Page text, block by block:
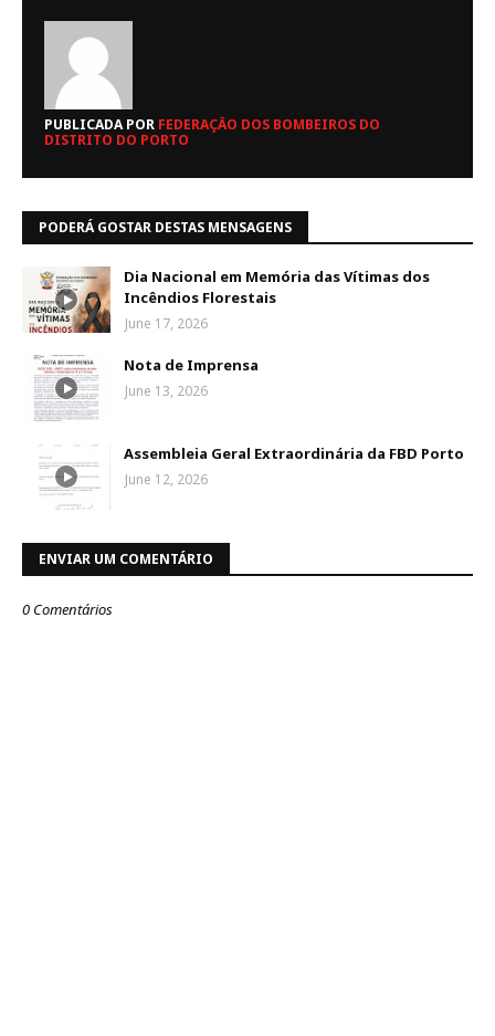
PUBLICADA POR FEDERAÇÃO DOS BOMBEIROS DO
DISTRITO DO PORTO
PODERÁ GOSTAR DESTAS MENSAGENS
Dia Nacional em Memória das Vítimas dos
Incêndios Florestais
June 17, 2026
Nota de Imprensa
June 13, 2026
Assembleia Geral Extraordinária da FBD Porto
June 12, 2026
ENVIAR UM COMENTÁRIO
0 Comentários